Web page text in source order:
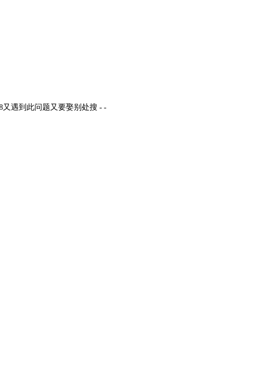
遇到此问题又要娶别处搜 - -